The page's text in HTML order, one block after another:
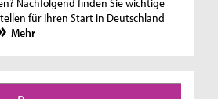
Nachfolgend finden Sie wichtige
für Ihren Start in Deutschland
Mehr